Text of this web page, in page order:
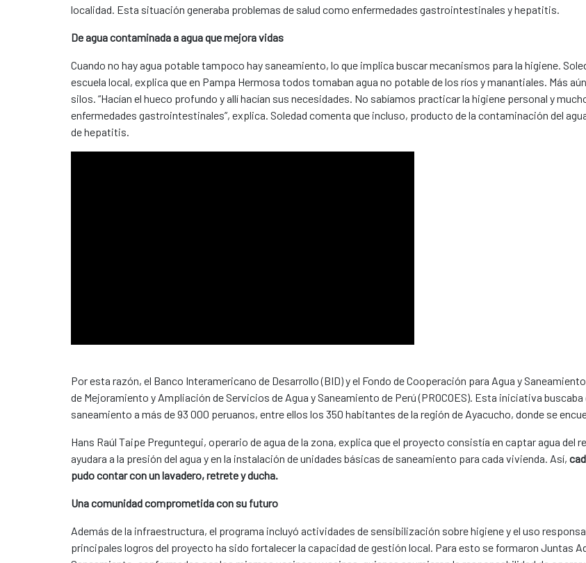
localidad. Esta situación generaba problemas de salud como enfermedades gastrointestinales y hepatitis.
De agua contaminada a agua que mejora vidas
Cuando no hay agua potable tampoco hay saneamiento, lo que implica buscar mecanismos para la higiene.
escuela local, explica que en Pampa Hermosa todos tomaban agua no potable de los ríos y manantiales. Más
silos. “Hacían el hueco profundo y allí hacían sus necesidades. No sabíamos practicar la higiene personal y
enfermedades gastrointestinales”, explica. Soledad comenta que incluso, producto de la contaminación del
de hepatitis.
Por esta razón, el Banco Interamericano de Desarrollo (BID) y el Fondo de Cooperación para Agua y
de Mejoramiento y Ampliación de Servicios de Agua y Saneamiento de Perú (PROCOES). Esta iniciativa buscaba
saneamiento a más de 93 000 peruanos, entre ellos los 350 habitantes de la región de Ayacucho, donde se
Hans Raúl Taipe Preguntegui, operario de agua de la zona, explica que el proyecto consistía en captar agua del
ayudara a la presión del agua y en la instalación de unidades básicas de saneamiento para cada vivienda. Así,
pudo contar con un lavadero, retrete y ducha.
Una comunidad comprometida con su futuro
Además de la infraestructura, el programa incluyó actividades de sensibilización sobre higiene y el uso
principales logros del proyecto ha sido fortalecer la capacidad de gestión local. Para esto se formaron Juntas